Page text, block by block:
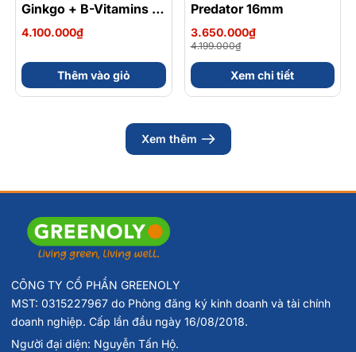
Ginkgo + B-Vitamins +
Choline Hỗ Trợ Tuần
Hoàn Não, Cải Thiện
Trí Nhớ Hộp 30 Viên
4.100.000₫
Thêm vào giỏ
Predator 16mm
3.650.000₫
4.199.000₫
Xem chi tiết
Xem thêm
CÔNG TY CỔ PHẦN GREENOLY
MST: 0315227967 do Phòng đăng ký kinh doanh và tài chính
doanh nghiệp. Cấp lần đầu ngày 16/08/2018.
Người đại diện: Nguyễn Tấn Hộ.